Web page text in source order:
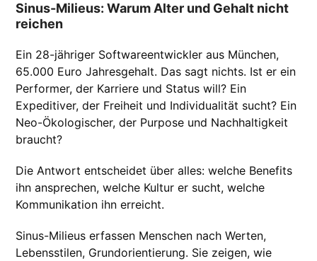
Sinus-Milieus: Warum Alter und Gehalt nicht
reichen
Ein 28-jähriger Softwareentwickler aus München,
65.000 Euro Jahresgehalt. Das sagt nichts. Ist er ein
Performer, der Karriere und Status will? Ein
Expeditiver, der Freiheit und Individualität sucht? Ein
Neo-Ökologischer, der Purpose und Nachhaltigkeit
braucht?
Die Antwort entscheidet über alles: welche Benefits
ihn ansprechen, welche Kultur er sucht, welche
Kommunikation ihn erreicht.
Sinus-Milieus erfassen Menschen nach Werten,
Lebensstilen, Grundorientierung. Sie zeigen, wie